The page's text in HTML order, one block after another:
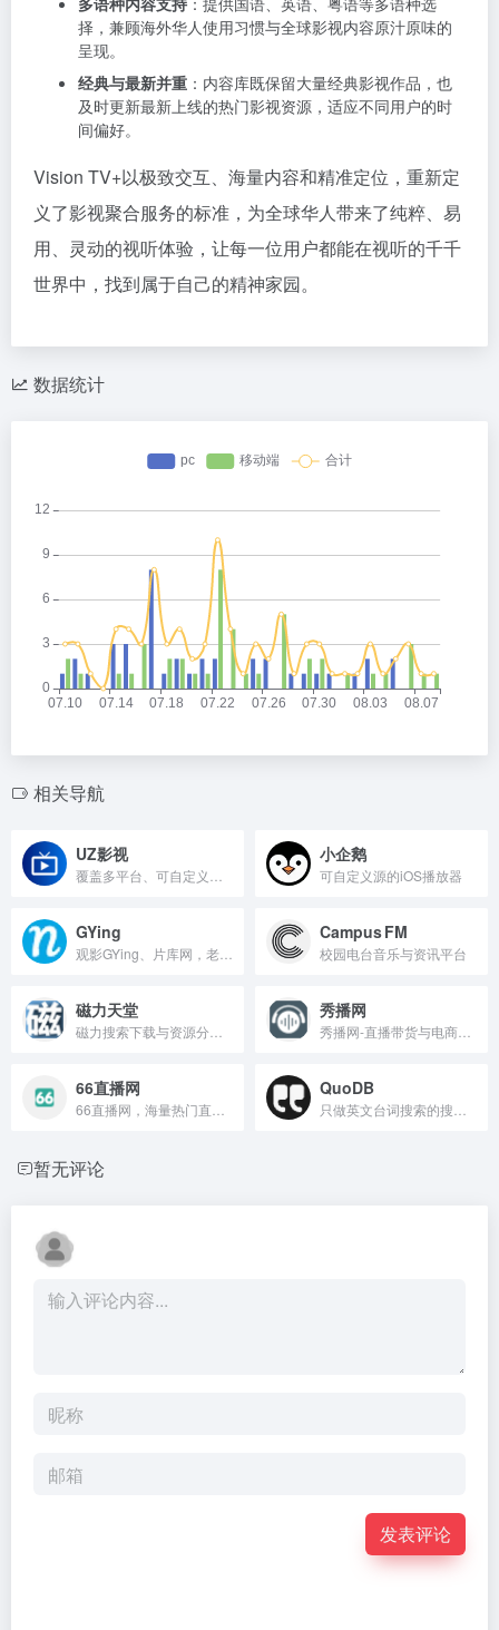
择，兼顾海外华人使用习惯与全球影视内容原汁原味的
呈现。
经典与最新并重 ：内容库既保留大量经典影视作品，也
及时更新最新上线的热门影视资源，适应不同用户的时
间偏好。
Vision TV+以极致交互、海量内容和精准定位，重新定
义了影视聚合服务的标准，为全球华人带来了纯粹、易
用、灵动的视听体验，让每一位用户都能在视听的千千
世界中，找到属于自己的精神家园。
数据统计
相关导航
UZ影视 小企鹅
可自定义源的iOS播放器
GYing Campus FM
校园电台音乐与资讯平台
磁力天堂 秀播网
66直播网 QuoDB
暂无评论
发表评论